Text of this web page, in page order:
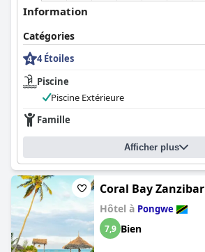
Information
Catégories
4 Étoiles
Piscine
Piscine Extérieure
Famille
Afficher plus
Coral Bay Zanzibar
Hôtel à Pongwe
7,9 Bien